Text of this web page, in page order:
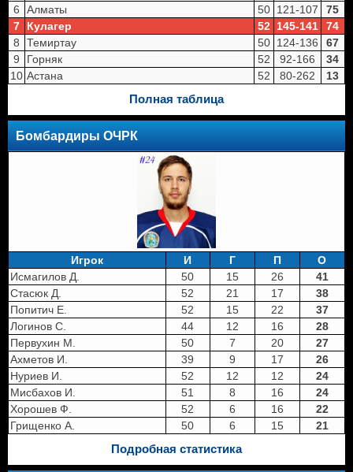
6 Алматы 50 121-107
75
7
Кулагер 52 145-141
74
8
Темиртау 50 124-136
67
9
Горняк 52 92-166
34
10 Астана 52 80-262
13
Полная таблица
Бомбардиры ОЧРК
Игрок И Г П
О
Исмагилов Д.
50 15 26
41
Стасюк Д.
52 21 17
38
Попитич Е.
52 15 22
37
Логинов С.
44 12 16
28
Первухин М.
50 7 20
27
Ахметов И.
39 9 17
26
Нуриев И.
52 12 12
24
Мисбахов И.
51 8 16
24
Хорошев Ф.
52 6 16
22
Грищенко А.
50 6 15
21
Подробная статистика